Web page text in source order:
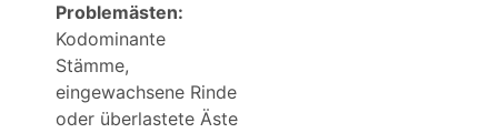
Problemästen:
Kodominante
Stämme,
eingewachsene Rinde
oder überlastete Äste